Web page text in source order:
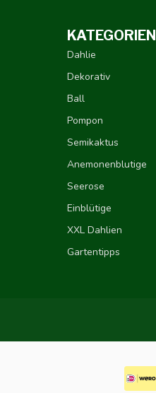
KATEGORIEN
Dahlie
Dekorativ
Ball
Pompon
Semikaktus
Anemonenblutige
Seerose
Einblütige
XXL Dahlien
Gartentipps